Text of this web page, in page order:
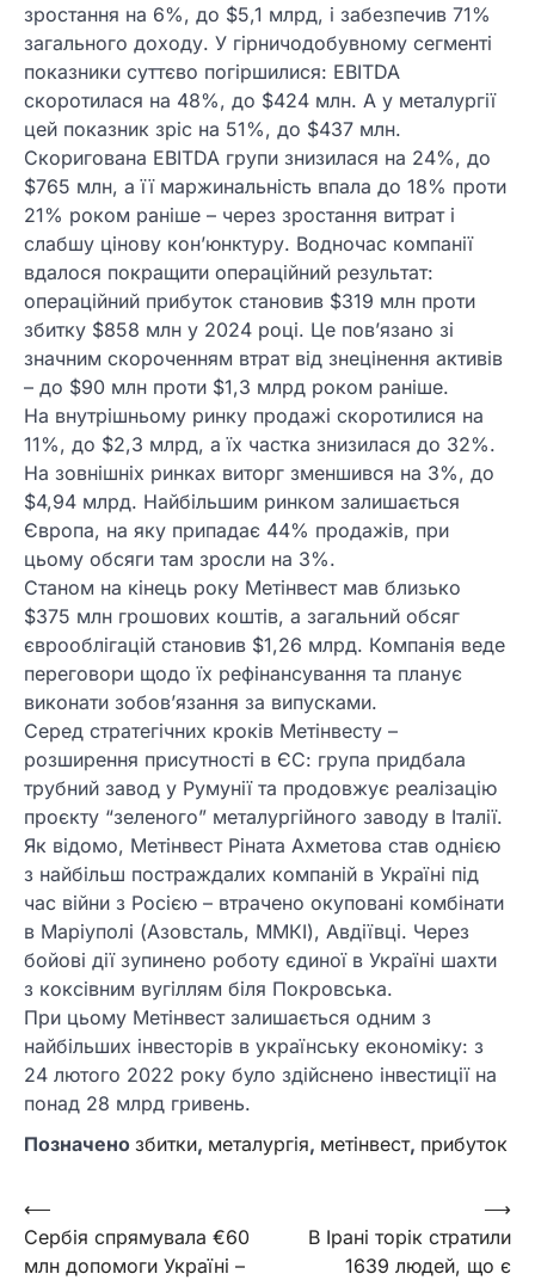
зростання на 6%, до $5,1 млрд, і забезпечив 71%
загального доходу. У гірничодобувному сегменті
показники суттєво погіршилися: EBITDA
скоротилася на 48%, до $424 млн. А у металургії
цей показник зріс на 51%, до $437 млн.
Скоригована EBITDA групи знизилася на 24%, до
$765 млн, а її маржинальність впала до 18% проти
21% роком раніше – через зростання витрат і
слабшу цінову кон’юнктуру. Водночас компанії
вдалося покращити операційний результат:
операційний прибуток становив $319 млн проти
збитку $858 млн у 2024 році. Це пов’язано зі
значним скороченням втрат від знецінення активів
– до $90 млн проти $1,3 млрд роком раніше.
На внутрішньому ринку продажі скоротилися на
11%, до $2,3 млрд, а їх частка знизилася до 32%.
На зовнішніх ринках виторг зменшився на 3%, до
$4,94 млрд. Найбільшим ринком залишається
Європа, на яку припадає 44% продажів, при
цьому обсяги там зросли на 3%.
Станом на кінець року Метінвест мав близько
$375 млн грошових коштів, а загальний обсяг
єврооблігацій становив $1,26 млрд. Компанія веде
переговори щодо їх рефінансування та планує
виконати зобов’язання за випусками.
Серед стратегічних кроків Метінвесту –
розширення присутності в ЄС: група придбала
трубний завод у Румунії та продовжує реалізацію
проєкту “зеленого” металургійного заводу в Італії.
Як відомо, Метінвест Ріната Ахметова став однією
з найбільш постраждалих компаній в Україні під
час війни з Росією – втрачено окуповані комбінати
в Маріуполі (Азовсталь, ММКІ), Авдіївці. Через
бойові дії зупинено роботу єдиної в Україні шахти
з коксівним вугіллям біля Покровська.
При цьому Метінвест залишається одним з
найбільших інвесторів в українську економіку: з
24 лютого 2022 року було здійснено інвестиції на
понад 28 млрд гривень.
Позначено збитки, металургія, метінвест, прибуток
Навігація
записів
⟵
Сербія спрямувала €60
млн допомоги Україні –
В Ірані торік стратили
1639 людей, що є
⟶